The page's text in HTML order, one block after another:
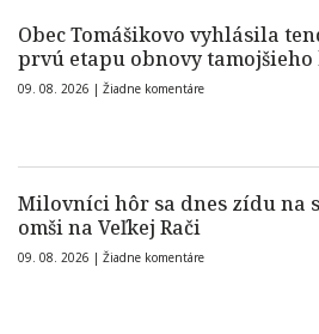
Obec Tomášikovo vyhlásila
prvú etapu obnovy tamojšieho
09. 08. 2026 | Žiadne komentáre
Milovníci hôr sa dnes zídu na
omši na Veľkej Rači
09. 08. 2026 | Žiadne komentáre